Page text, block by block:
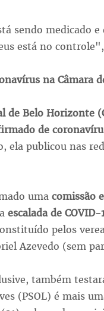
sendo medicado e
está no
na Câmara
de Belo Horizonte
de
ela publicou nas
uma comissão
escalada de
pelos
Azevedo (sem
também
(PSOL) é mais